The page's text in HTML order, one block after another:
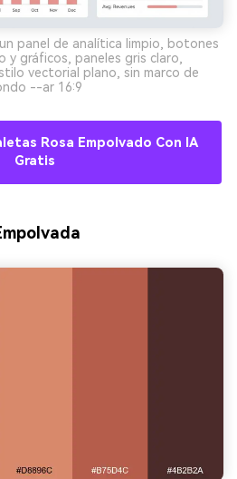
panel de analítica limpio, botones
y gráficos, paneles gris claro,
vectorial plano, sin marco de
--ar 16:9
Rosa Empolvado Con IA
Gratis
IA